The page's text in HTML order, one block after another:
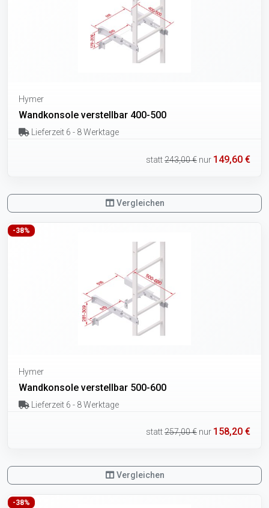
Hymer
Wandkonsole verstellbar 400-500
Lieferzeit 6 - 8 Werktage
statt243,00 € nur 149,60 €
Vergleichen
-38%
Hymer
Wandkonsole verstellbar 500-600
Lieferzeit 6 - 8 Werktage
statt257,00 € nur 158,20 €
Vergleichen
-38%